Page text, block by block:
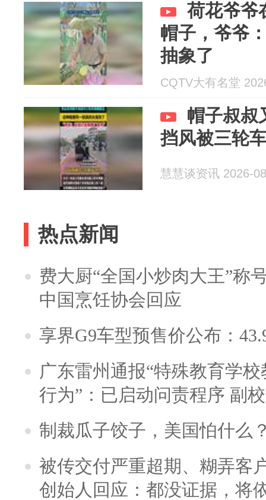
荷花爷爷
帽子，爷爷
抽象了
CQTV大有名堂
帽子叔叔
挡风被三轮
慧慧谈资讯 2026-
热点新闻
费大厨“全国小炒肉大王”称
中国烹饪协会回应
享界G9车型预售价公布：
广东雷州通报“特殊教育学
行为”：已启动问责程序 副
制裁瓜子饺子，美国怕什么
被传交付严重超期、糊弄客
创始人回应：都没证据，将